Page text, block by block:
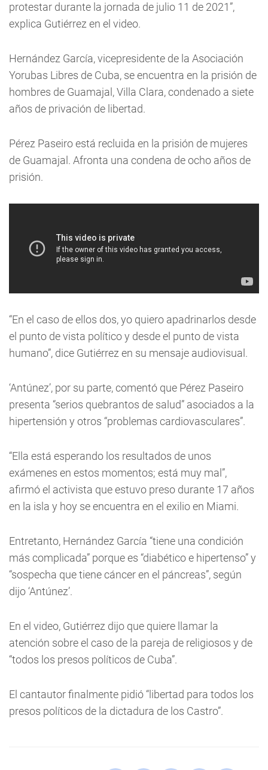
protestar durante la jornada de julio 11 de 2021”,
explica Gutiérrez en el video.
Hernández García, vicepresidente de la Asociación
Yorubas Libres de Cuba, se encuentra en la prisión de
hombres de Guamajal, Villa Clara, condenado a siete
años de privación de libertad.
Pérez Paseiro está recluida en la prisión de mujeres
de Guamajal. Afronta una condena de ocho años de
prisión.
“En el caso de ellos dos, yo quiero apadrinarlos desde
el punto de vista político y desde el punto de vista
humano”, dice Gutiérrez en su mensaje audiovisual.
‘Antúnez’, por su parte, comentó que Pérez Paseiro
presenta “serios quebrantos de salud” asociados a la
hipertensión y otros “problemas cardiovasculares”.
“Ella está esperando los resultados de unos
exámenes en estos momentos; está muy mal”,
afirmó el activista que estuvo preso durante 17 años
en la isla y hoy se encuentra en el exilio en Miami.
Entretanto, Hernández García “tiene una condición
más complicada” porque es “diabético e hipertenso” y
“sospecha que tiene cáncer en el páncreas”, según
dijo ‘Antúnez’.
En el video, Gutiérrez dijo que quiere llamar la
atención sobre el caso de la pareja de religiosos y de
“todos los presos políticos de Cuba”.
El cantautor finalmente pidió “libertad para todos los
presos políticos de la dictadura de los Castro”.